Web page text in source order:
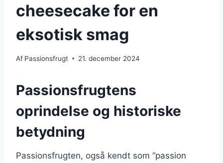
cheesecake for en
eksotisk smag
Af Passionsfrugt 21. december 2024
Passionsfrugtens
oprindelse og historiske
betydning
Passionsfrugten, også kendt som “passion